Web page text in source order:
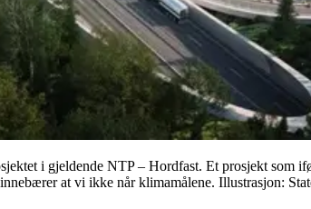
i gjeldende NTP – Hordfast. Et prosjekt
at vi ikke når klimamålene. Illustrasjon: